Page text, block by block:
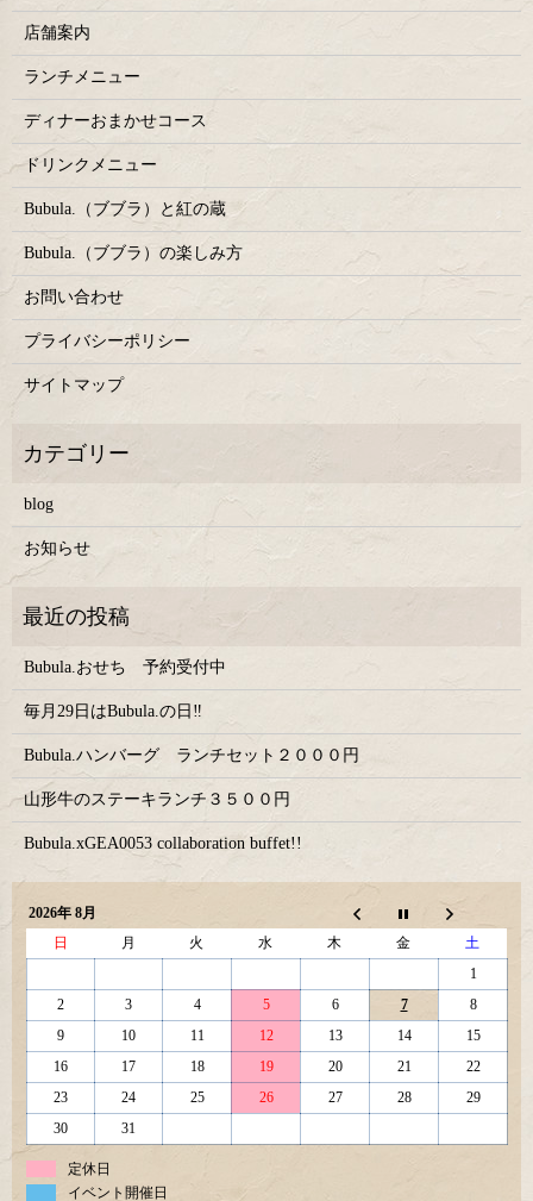
店舗案内
ランチメニュー
ディナーおまかせコース
ドリンクメニュー
Bubula.（ブブラ）と紅の蔵
Bubula.（ブブラ）の楽しみ方
お問い合わせ
プライバシーポリシー
サイトマップ
blog
お知らせ
Bubula.おせち 予約受付中
毎月29日はBubula.の日‼
Bubula.ハンバーグ ランチセット２０００円
山形牛のステーキランチ３５００円
Bubula.xGEA0053 collaboration buffet!!
2026年 8月
日
月 火 水 木 金
土
1
2
3 4 5 6 7
8
9
10 11 12 13 14
15
16
17 18 19 20 21
22
23
24 25 26 27 28
29
30
31
定休日
イベント開催日